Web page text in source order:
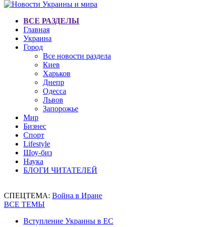
ВСЕ РАЗДЕЛЫ
Главная
Украина
Город
Все новости раздела
Киев
Харьков
Днепр
Одесса
Львов
Запорожье
Мир
Бизнес
Спорт
Lifestyle
Шоу-биз
Наука
БЛОГИ ЧИТАТЕЛЕЙ
СПЕЦТЕМА: Война в Иране
ВСЕ ТЕМЫ
Вступление Украины в ЕС